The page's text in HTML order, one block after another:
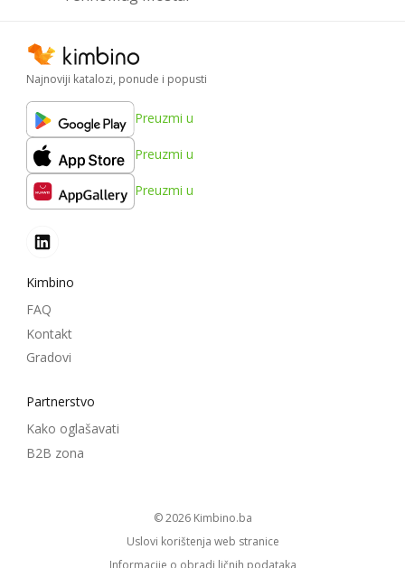
Najnoviji katalozi, ponude i popusti
Preuzmi u
Preuzmi u
Preuzmi u
Kimbino
FAQ
Kontakt
Gradovi
Partnerstvo
Kako oglašavati
B2B zona
© 2026 kimbino.ba
Uslovi korištenja web stranice